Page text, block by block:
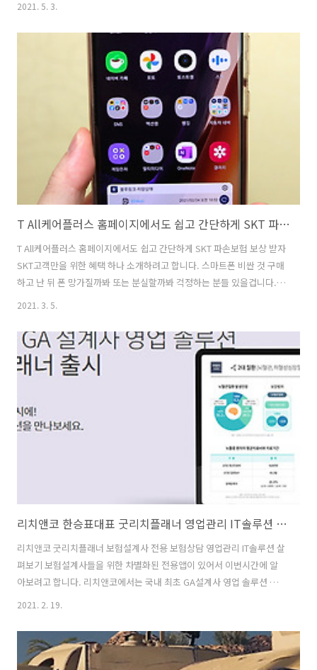
요. 스마일베베 아기유산균 신생아유산균을 소개하려고 합니다. 액상유
산균으로 장을 건강하게 만들 수 있는 제품인데요. 세계 3대 프로바이오
틱스기업 AB바이오틱스 사의 유산균으로 PROVEN이 만든 업그레이드
된 제품 입니다. 가장 마음에 들었던 문구가 건강한 아기의 분변과 모유
에서 유래한 특허받은 프로바이오틱스라는 부분인데요. 프로바이오틱스
제품은 꽤 많이 있긴 한데 안전한..
2021. 5. 3.
T All케어플러스 홈페이지에서도 쉽고 간단하게 SKT 파손보험 보상 받자
T All케어플러스 홈페이지에서도 쉽고 간단하게 SKT 파손보험 보상 받자
SKT고객만을 위한 혜택 하나 소개하려고 합니다. 스마트폰 비싼 것 구매
하고 난 뒤 폰 망가질까봐 또는 분실할까봐 걱정하는 분들 있을겁니다. T
All케어플러스는 그런 걱정을 좀 접어둘 수 있게 해주는 서비스인데요.
다. All케어플러스 앱을 통해서도 신청이 가능하긴 한데요. 홈페이지에서
서비스를 신청 하기 전 필요한 서류를 미리 확인해보고 간단하게 신청 및
확인도 가능합니다. 향후에는 마이페이지를 SKT 파손보험에 따른 보상
진행 결과를 확인도 가능합니다. 스마트폰을 잠깐 잃어버린 경험이 있긴
합니다. 폰이 호주머니에서 정말 자연스럽게 빠져서 잃어버렸던 적이 ..
2021. 3. 5.
리치앤코 한승표대표 굿리치플래너 영업관리 IT솔루션 살펴보기
리치앤코 굿리치플래너 보험설계사 전용 보험상담 영업관리 IT솔루션 살
펴보기 보험설계사들을 위한 차별화된 전용앱이 있어서 이번시간에 알
아보려고 합니다. 리치앤코에서는 국내 최초 GA설계사 영업 솔루션 굿
이것을 살펴보면 이제는 보험을 설계하는 것도 고객에게 최적의 솔루션
을 잘 선택해 줄 수 있을거라는 생각이 들었습니다. 실제로 보험설계를
받아보면 정보를 좀 받아서 그에 맞게 플랜을 짰다면서 종이서류를 보면
2021. 2. 19.